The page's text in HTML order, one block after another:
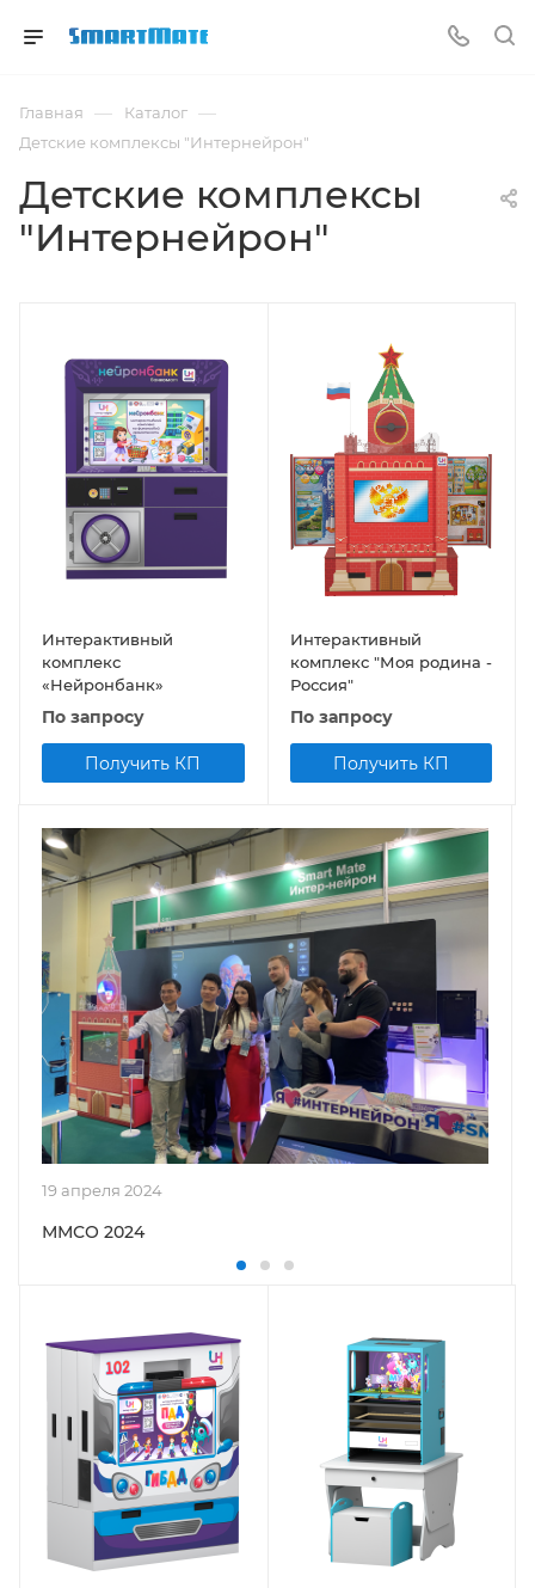
Главная — Каталог —
Детские комплексы "Интернейрон"
Детские комплексы
"Интернейрон"
Интерактивный
комплекс
«Нейронбанк»
По запросу
Получить КП
Интерактивный
комплекс "Моя родина -
Россия"
По запросу
Получить КП
19 апреля 2024
ММСО 2024